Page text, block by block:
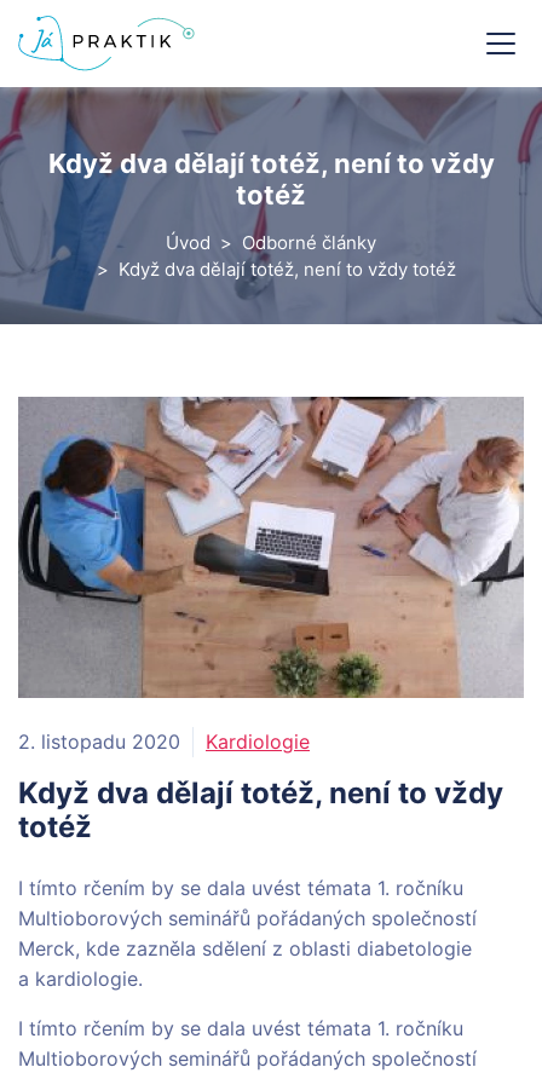
Když dva dělají totéž, není to vždy
totéž
Úvod
Odborné články
Když dva dělají totéž, není to vždy totéž
2. listopadu 2020 Kardiologie
Když dva dělají totéž, není to vždy
totéž
I tímto rčením by se dala uvést témata 1. ročníku
Multioborových seminářů pořádaných společností
Merck, kde zazněla sdělení z oblasti diabetologie
a kardiologie.
I tímto rčením by se dala uvést témata 1. ročníku
Multioborových seminářů pořádaných společností